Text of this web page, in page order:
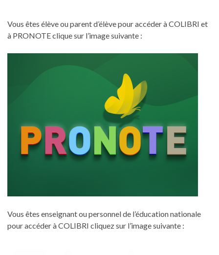
Vous êtes élève ou parent d’élève pour accéder à COLIBRI et
à PRONOTE clique sur l’image suivante :
Vous êtes enseignant ou personnel de l’éducation nationale
pour accéder à COLIBRI cliquez sur l’image suivante :